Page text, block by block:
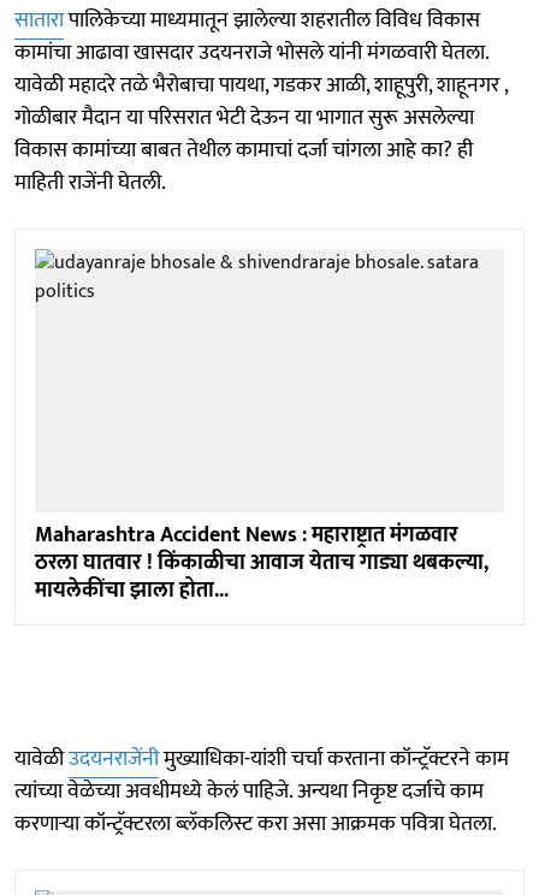
सातारापालिकेच्या माध्यमातून झालेल्या शहरातील विविध विकास
कामांचा आढावा खासदार उदयनराजे भोसले यांनी मंगळवारी घेतला.
यावेळी महादरे तळे भैरोबाचा पायथा, गडकर आळी, शाहूपुरी, शाहूनगर ,
गोळीबार मैदान या परिसरात भेटी देऊन या भागात सुरू असलेल्या
विकास कामांच्या बाबत तेथील कामाचां दर्जा चांगला आहे का? ही
माहिती राजेंनी घेतली.
Maharashtra Accident News : महाराष्ट्रात मंगळवार
ठरला घातवार ! किंकाळीचा आवाज येताच गाड्या थबकल्या,
मायलेकींचा झाला होता...
यावेळीउदयनराजेंनीमुख्याधिका-यांशी चर्चा करताना कॉन्ट्रॅक्टरने काम
त्यांच्या वेळेच्या अवधीमध्ये केलं पाहिजे. अन्यथा निकृष्ट दर्जाचे काम
करणाऱ्या कॉन्ट्रॅक्टरला ब्लॅकलिस्ट करा असा आक्रमक पवित्रा घेतला.